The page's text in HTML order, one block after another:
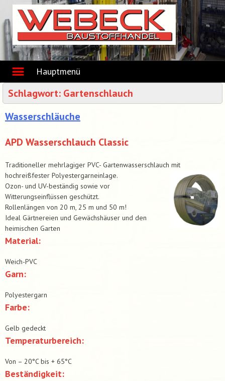
content
Hauptmenü
Schlagwort: Gartenschlauch
Wasserschläuche
APD Wasserschlauch Classic
Traditioneller mehrlagiger PVC- Gartenwasserschlauch mit
hochreißfester Polyestergarneinlage.
Ozon- und UV-beständig sowie vor
Witterungseinflüssen geschützt.
Rollenlängen von 20 m, 25 m und 50 m!
Ideal Gärtnereien und Gewächshäuser und den
heimischen Garten
Material:
Weich-PVC
Garn:
Polyestergarn
Farbe:
Gelb gedeckt
Temperaturbereich:
Von – 20°C bis + 65°C
Beständigkeit: